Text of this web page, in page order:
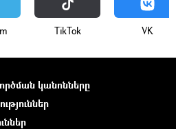
ТikТоk VK
կանոնները